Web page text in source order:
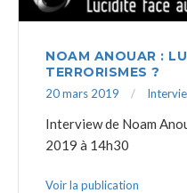
NOAM ANOUAR :
TERRORISMES ?
20 mars 2019
Interview de Noam
2019 à 14h30
Voir la publication